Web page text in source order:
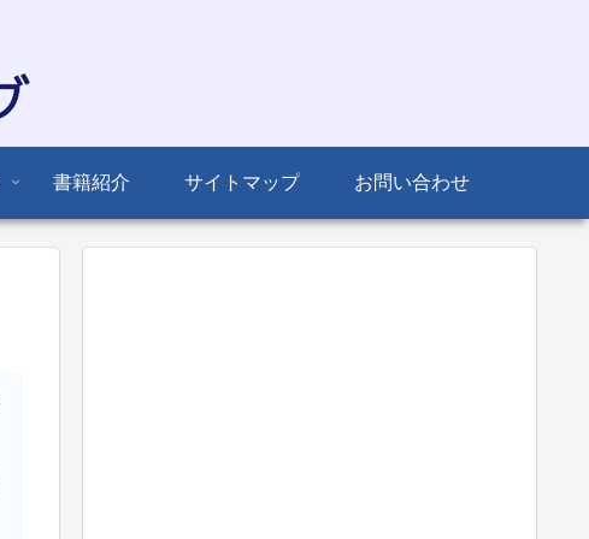
書籍紹介 サイトマップ お問い合わせ